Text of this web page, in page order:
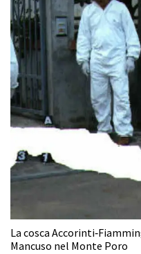
La cosca
Mancuso nel Monte Poro